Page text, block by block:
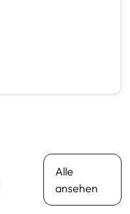
Alle
ansehen